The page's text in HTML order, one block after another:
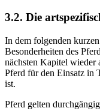
Pferdefleischkonsum
3.2. Die
In dem folgenden
Besonderheiten des
nächsten Kapitel wieder
ist.